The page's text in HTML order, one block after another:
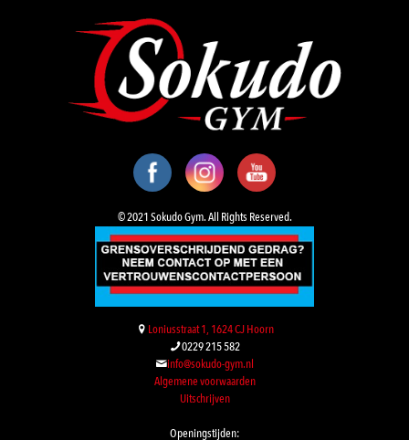
© 2021 Sokudo Gym. All Rights Reserved.
Loniusstraat 1, 1624 CJ Hoorn
0229 215 582
info@sokudo-gym.nl
Algemene voorwaarden
Uitschrijven
Openingstijden: